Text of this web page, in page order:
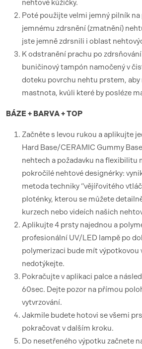
nehtové kůžičky.
Poté použijte velmi jemný pilník
jemnému zdrsnění (zmatnění)
jste jemně zdrsnili i oblast
K odstranění prachu po
buničinový tampón namočený v
doteku povrchu nehtu prstem, aby
mastnota, kvůli které by posléze
BÁZE + BARVA + TOP
Začněte s levou rukou a aplikujte
Hard Base/CERAMIC Gummy
nehtech a požadavku na flexibilitu
pokročilé nehtové designérky:
metoda techniky “vějířovitého
ploténky, kterou se můžete
kurzech nebo videích našich
Aplikujte 4 prsty najednou a
profesionální UV/LED lampě po
polymerizaci bude mít výpotkovou
nedotýkejte.
Pokračujte v aplikaci palce a
60sec. Dejte pozor na přímou
vytvrzování.
Jakmile budete hotovi se všemi
pokračovat v dalším kroku.
Do nesetřeného výpotku začnete